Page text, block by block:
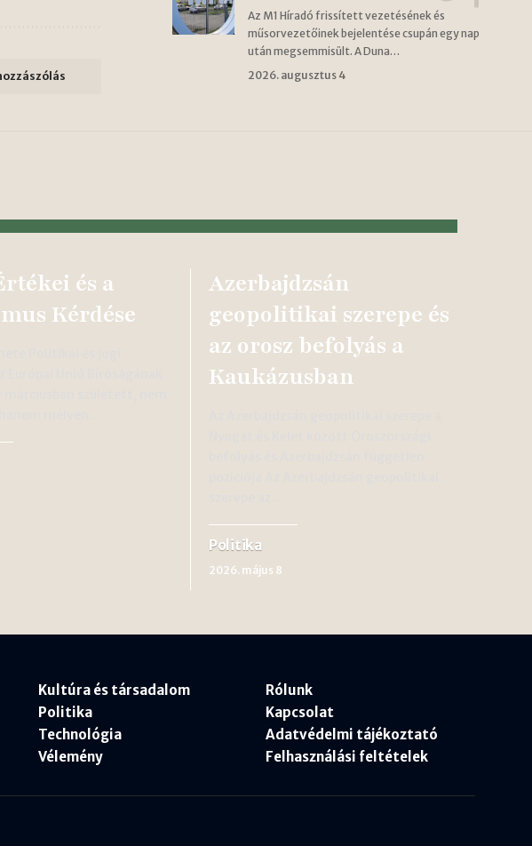
Az M1 Híradó frissített vezetésének és
műsorvezetőinek bejelentése csupán egy nap
után megsemmisült. A Duna…
2026. augusztus 4
és a
Kérdése
Azerbajdzsán
geopolitikai szerepe és
az orosz befolyás a
Kaukázusban
Politika
2026. május 8
Kultúra és társadalom
Politika
Technológia
Vélemény
Rólunk
Kapcsolat
Adatvédelmi tájékoztató
Felhasználási feltételek